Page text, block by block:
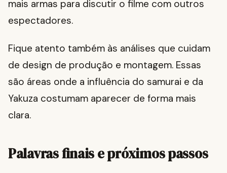
mais armas para discutir o filme com outros
espectadores.
Fique atento também às análises que cuidam
de design de produção e montagem. Essas
são áreas onde a influência do samurai e da
Yakuza costumam aparecer de forma mais
clara.
Palavras finais e próximos passos